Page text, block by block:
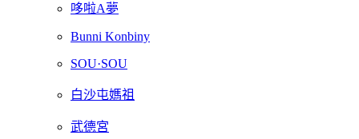
哆啦A夢
Bunni Konbiny
SOU·SOU
白沙屯媽祖
武德宮